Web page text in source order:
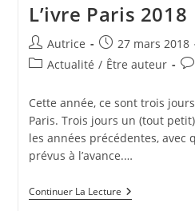
L’ivre Paris 2018
Auteur/autrice
de
Autrice
Publication
publiée :
27 mars 2018
PostActualité / Être auteur
la
Cette année, ce sont trois
Paris. Trois jours un (tout
les années précédentes, avec
prévus à l’avance.…
Continuer La LectureL’ivre
Paris